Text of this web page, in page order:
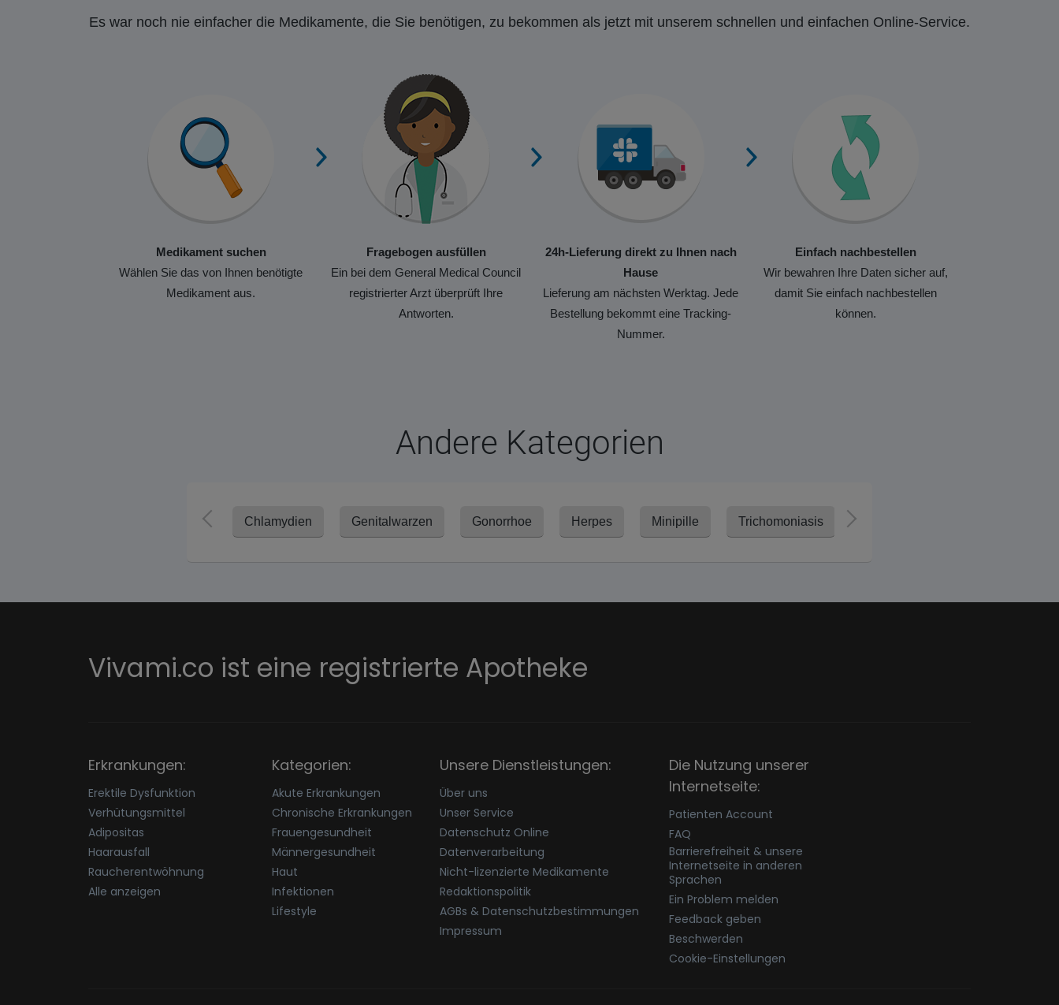
Es war noch nie einfacher die Medikamente, die Sie benötigen, zu bekommen als jetzt mit unserem schnellen und einfachen Online-Service.
Medikament suchen
Wählen Sie das von Ihnen benötigte
Medikament aus.
Fragebogen ausfüllen
Ein bei dem General Medical Council
registrierter Arzt überprüft Ihre
Antworten.
24h-Lieferung direkt zu Ihnen nach
Hause
Lieferung am nächsten Werktag. Jede
Bestellung bekommt eine Tracking-
Nummer.
Einfach nachbestellen
Wir bewahren Ihre Daten sicher auf,
damit Sie einfach nachbestellen
können.
Andere Kategorien
Chlamydien Genitalwarzen Gonorrhoe Herpes Minipille Trichomoniasis
Vivami.co ist eine registrierte Apotheke
Erkrankungen:
Erektile Dysfunktion
Verhütungsmittel
Adipositas
Haarausfall
Raucherentwöhnung
Alle anzeigen
Kategorien:
Akute Erkrankungen
Chronische Erkrankungen
Frauengesundheit
Männergesundheit
Haut
Infektionen
Lifestyle
Unsere Dienstleistungen:
Über uns
Unser Service
Datenschutz Online
Datenverarbeitung
Nicht-lizenzierte Medikamente
Redaktionspolitik
AGBs & Datenschutzbestimmungen
Impressum
Die Nutzung unserer
Internetseite:
Patienten Account
FAQ
Barrierefreiheit & unsere
Internetseite in anderen
Sprachen
Ein Problem melden
Feedback geben
Beschwerden
Cookie-Einstellungen